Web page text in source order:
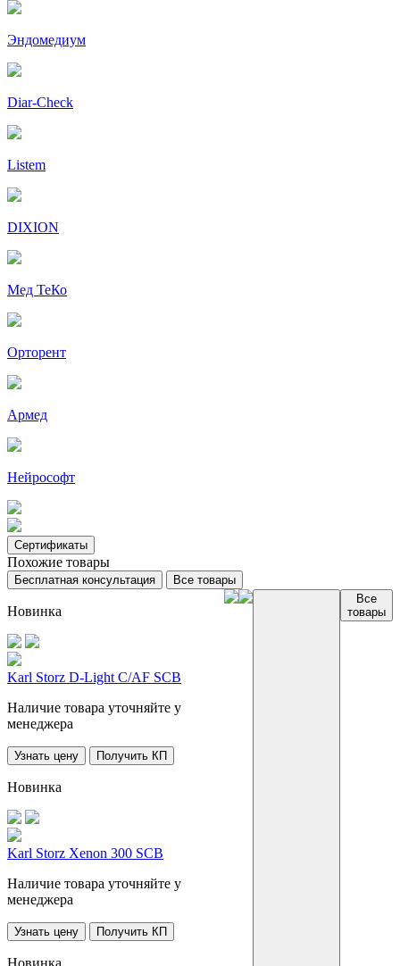
Эндомедиум
Diar-Cheсk
Listem
DIXION
Мед ТеКо
Орторент
Армед
Нейрософт
Сертификаты
Похожие товары
Бесплатная консультация Все товары
Новинка
Karl Storz D-Light C/AF SCB
Наличие товара уточняйте у
менеджера
Узнать цену Получить КП
Новинка
Karl Storz Xenon 300 SCB
Наличие товара уточняйте у
менеджера
Узнать цену Получить КП
Все
товары